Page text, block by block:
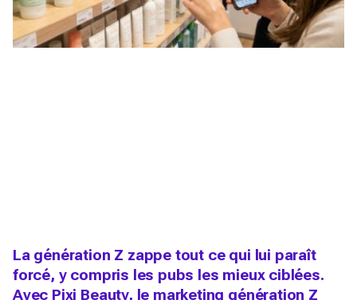
La génération Z zappe tout ce qui lui paraît
forcé, y compris les pubs les mieux ciblées.
Avec Pixi Beauty, le marketing génération Z